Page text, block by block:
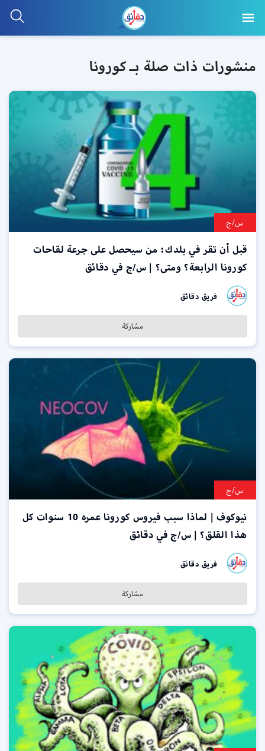
منشورات ذات صلة بـ كورونا
س/ج
قبل أن تقر في بلدك: من سيحصل على جرعة لقاحات
كورونا الرابعة؟ ومتى؟ | س/ج في دقائق
فريق دقائق
مشاركة
س/ج
نيوكوف | لماذا سبب فيروس كورونا عمره 10 سنوات كل
هذا القلق؟ | س/ج في دقائق
فريق دقائق
مشاركة